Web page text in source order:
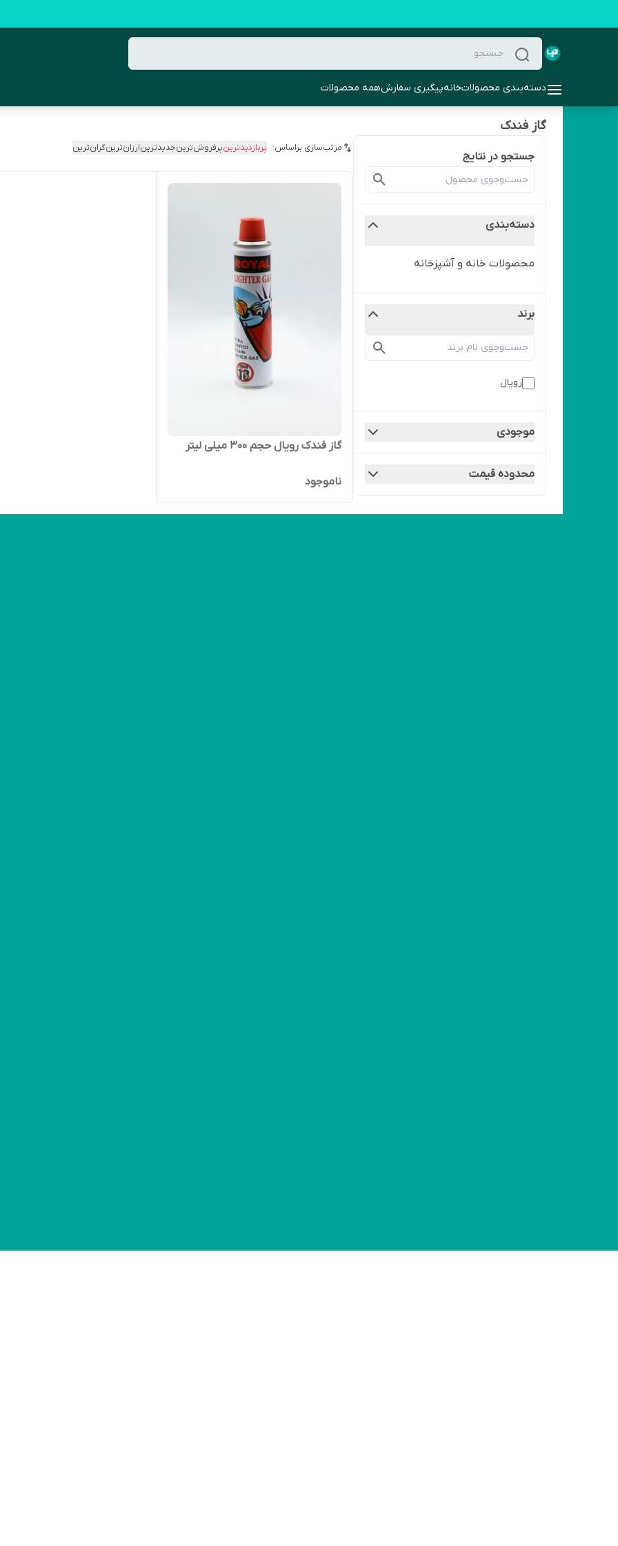
دسته‌بندی محصولاتخانهپیگیری سفارشهمه محصولات
گاز فندک
جستجو در نتایج
دسته‌بندی
محصولات خانه و آشپزخانه
برند
رویال
موجودی
محدوده قیمت
مرتب‌سازی براساس: پربازدیدترینپرفروش‌ترینجدیدترینارزان‌ترینگران‌ترین
گاز فندک رویال حجم 300 میلی لیتر
ناموجود